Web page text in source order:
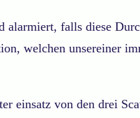
falls diese
welchen unsereiner
einsatz von den drei